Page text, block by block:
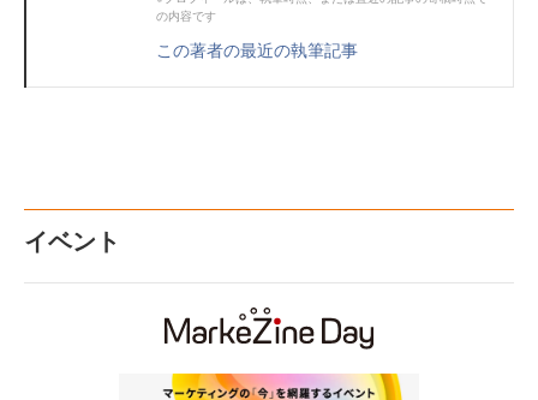
の内容です
この著者の最近の執筆記事
イベント